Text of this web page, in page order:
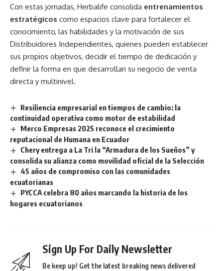
Con estas jornadas, Herbalife consolida entrenamientos
estratégicos como espacios clave para fortalecer el
conocimiento, las habilidades y la motivación de sus
Distribuidores Independientes, quienes pueden establecer
sus propios objetivos, decidir el tiempo de dedicación y
definir la forma en que desarrollan su negocio de venta
directa y multinivel.
Resiliencia empresarial en tiempos de cambio: la
continuidad operativa como motor de estabilidad
Merco Empresas 2025 reconoce el crecimiento
reputacional de Humana en Ecuador
Chery entrega a La Tri la “Armadura de los Sueños” y
consolida su alianza como movilidad oficial de la Selección
45 años de compromiso con las comunidades
ecuatorianas
PYCCA celebra 80 años marcando la historia de los
hogares ecuatorianos
Sign Up For Daily Newsletter
Be keep up! Get the latest breaking news delivered